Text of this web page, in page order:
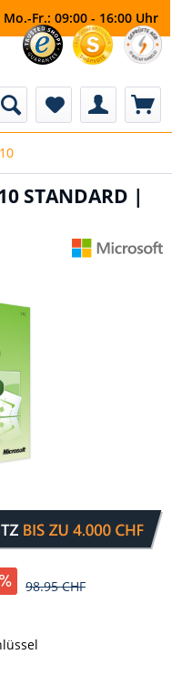
Mo.-Fr.: 09:00 - 16:00 Uhr
STANDARD |
98.95 CHF